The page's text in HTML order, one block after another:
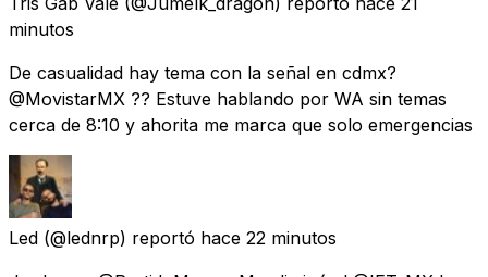
minutos
De casualidad hay tema con la señal en cdmx?
@MovistarMX ?? Estuve hablando por WA sin temas
cerca de 8:10 y ahorita me marca que solo emergencias
Led (@lednrp) reportó hace 22 minutos